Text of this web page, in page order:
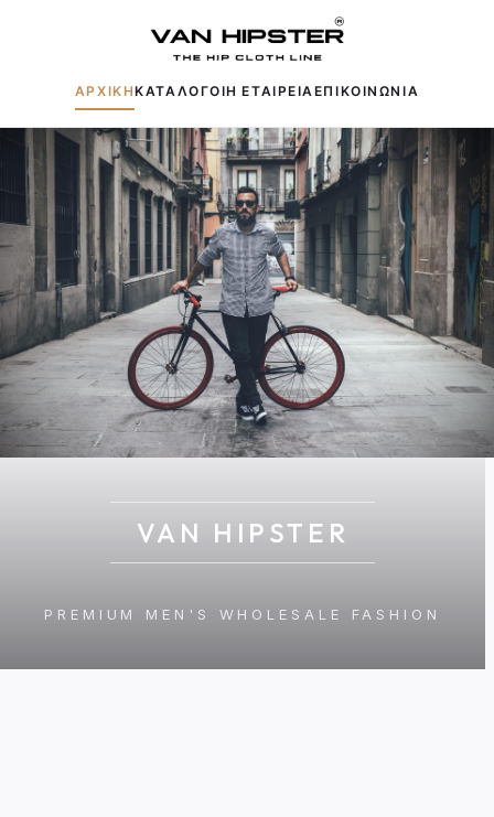
ΑΡΧΙΚΗΚΑΤΑΛΟΓΟΙΗ ΕΤΑΙΡΕΙΑΕΠΙΚΟΙΝΩΝΙΑ
Δημοφιλείς αναζητήσεις: Πουκάμισα
Μπουφάν
Παντελόνια
Πλεκτά
VAN HIPSTER
PREMIUM MEN'S WHOLESALE FASHION